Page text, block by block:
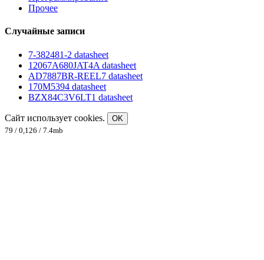
Прочее
Случайные записи
7-382481-2 datasheet
12067A680JAT4A datasheet
AD7887BR-REEL7 datasheet
170M5394 datasheet
BZX84C3V6LT1 datasheet
Сайт использует cookies.
OK
79 / 0,126 / 7.4mb